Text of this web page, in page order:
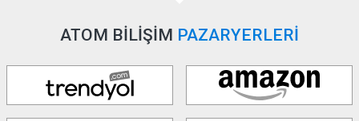
ATOM BİLİŞİM PAZARYERLERİ